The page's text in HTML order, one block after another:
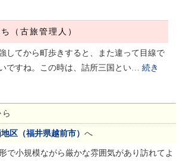
（古旅管理人）
してから町歩きすると、また違って目線で
ですね。この時は、詰所三国とい… 続き
区（福井県越前市） へ
で小規模ながら厳かな雰囲気があり訪れてよ